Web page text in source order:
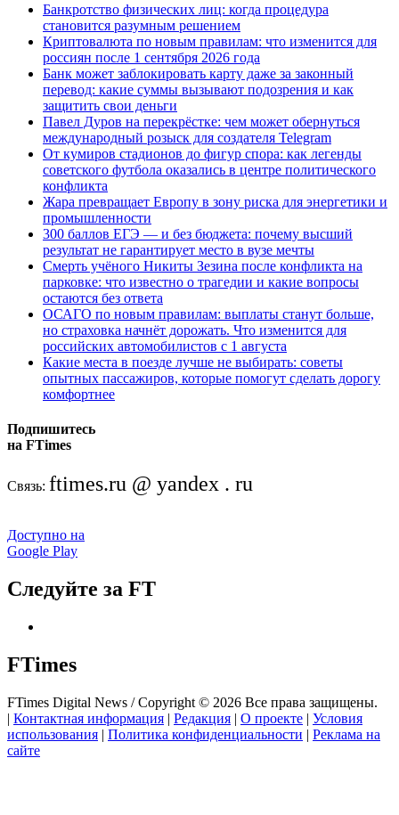
Банкротство физических лиц: когда процедура
становится разумным решением
Криптовалюта по новым правилам: что изменится для
россиян после 1 сентября 2026 года
Банк может заблокировать карту даже за законный
перевод: какие суммы вызывают подозрения и как
защитить свои деньги
Павел Дуров на перекрёстке: чем может обернуться
международный розыск для создателя Telegram
От кумиров стадионов до фигур спора: как легенды
советского футбола оказались в центре политического
конфликта
Жара превращает Европу в зону риска для энергетики и
промышленности
300 баллов ЕГЭ — и без бюджета: почему высший
результат не гарантирует место в вузе мечты
Смерть учёного Никиты Зезина после конфликта на
парковке: что известно о трагедии и какие вопросы
остаются без ответа
ОСАГО по новым правилам: выплаты станут больше,
но страховка начнёт дорожать. Что изменится для
российских автомобилистов с 1 августа
Какие места в поезде лучше не выбирать: советы
опытных пассажиров, которые помогут сделать дорогу
комфортнее
Подпишитесь
на FTimes
Связь: ftimes.ru @ yandex . ru
Доступно на
Google Play
Следуйте за FT
FTimes
FTimes Digital News / Copyright © 2026 Все права защищены.
| Контактная информация | Редакция | О проекте | Условия
использования | Политика конфиденциальности | Реклама на
сайте